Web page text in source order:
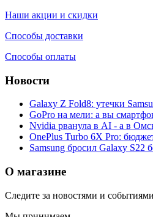
Наши акции и скидки
Способы доставки
Способы оплаты
Новости
Galaxy Z Fold8: утечки
GoPro на мели: а вы
Nvidia рванула в AI - а в
OnePlus Turbo 6X Pro:
Samsung бросил Galaxy S22
О магазине
Следите за новостями и событиями